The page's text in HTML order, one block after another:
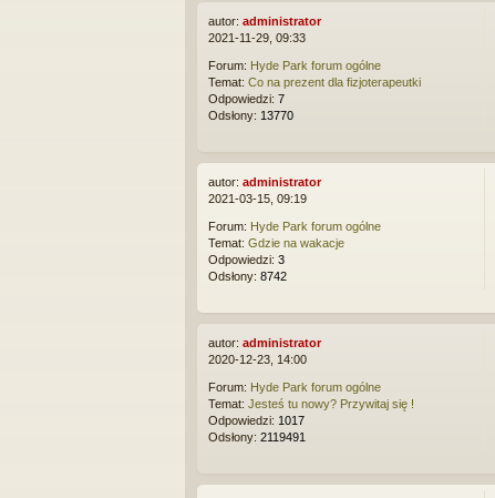
autor: administrator
2021-11-29, 09:33
Forum: Hyde Park forum ogólne
Temat: Co na prezent dla fizjoterapeutki
Odpowiedzi: 7
Odsłony: 13770
autor: administrator
2021-03-15, 09:19
Forum: Hyde Park forum ogólne
Temat: Gdzie na wakacje
Odpowiedzi: 3
Odsłony: 8742
autor: administrator
2020-12-23, 14:00
Forum: Hyde Park forum ogólne
Temat: Jesteś tu nowy? Przywitaj się !
Odpowiedzi: 1017
Odsłony: 2119491